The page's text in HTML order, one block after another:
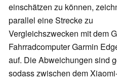
einschätzen zu können,
parallel eine Strecke zu
Vergleichszwecken mit dem
Fahrradcomputer Garmin
auf. Die Abweichungen sind
sodass zwischen dem